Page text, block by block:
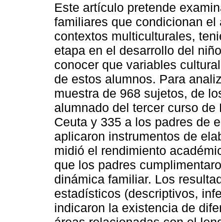
Este artículo pretende
familiares que condicionan
contextos multiculturales,
etapa en el desarrollo del
conocer que variables
de estos alumnos. Para
muestra de 968 sujetos, de
alumnado del tercer curso
Ceuta y 335 a los padres de
aplicaron instrumentos de
midió el rendimiento
que los padres
dinámica familiar. Los
estadísticos (descriptivos,
indicaron la existencia de